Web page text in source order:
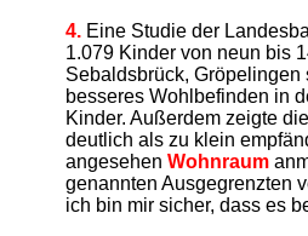
4.Eine Studie der
1.079 Kinder von neun bis
Sebaldsbrück,
besseres Wohlbefinden in
Kinder. Außerdem zeigte
deutlich als zu klein
angesehen Wohnraum
genannten Ausgegrenzten
ich bin mir sicher, dass es